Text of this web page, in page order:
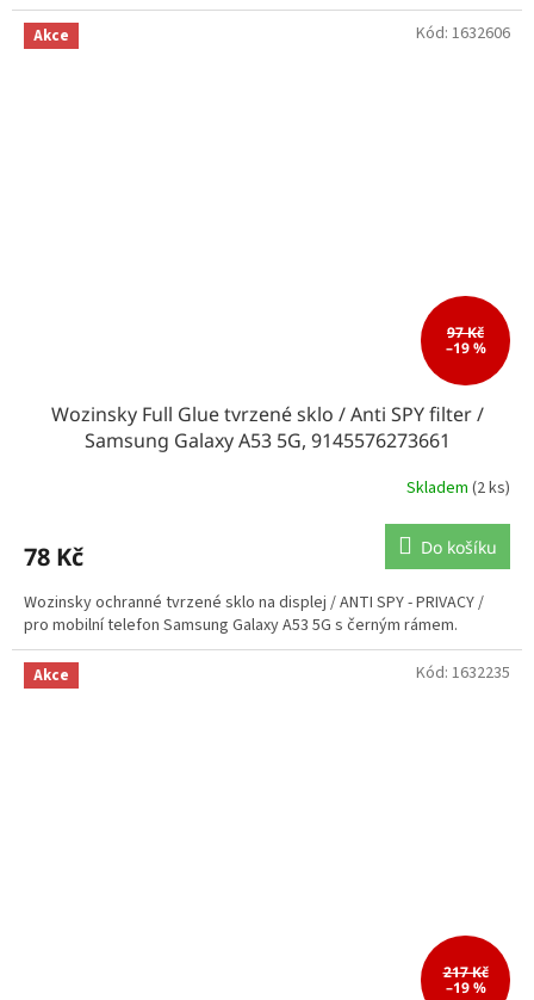
Akce
97 Kč
–19 %
Wozinsky Full Glue tvrzené sklo / Anti SPY filter /
Samsung Galaxy A53 5G, 9145576273661
Skladem (2 ks)
78 Kč Do košíku
Wozinsky ochranné tvrzené sklo na displej / ANTI SPY - PRIVACY /
pro mobilní telefon Samsung Galaxy A53 5G s černým rámem.
Kód: 1632606
Akce
217 Kč
–19 %
Kód: 1632235